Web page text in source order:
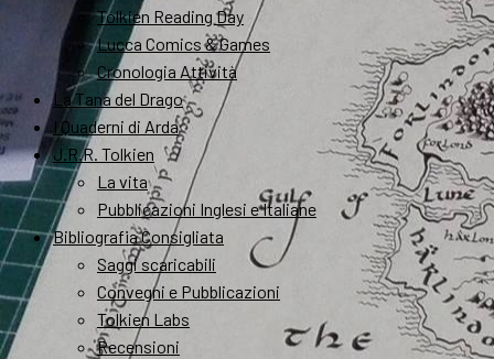
Tolkien Reading Day
Lucca Comics & Games
Cronologia Attività
La Tana del Drago
I Quaderni di Arda
J.R.R. Tolkien
La vita
Pubblicazioni Inglesi e Italiane
Bibliografia Consigliata
Saggi scaricabili
Convegni e Pubblicazioni
Tolkien Labs
Recensioni